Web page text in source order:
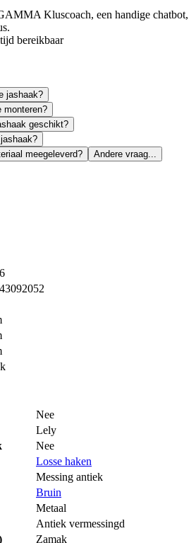
Kluscoach, een handige chatbot,
bereikbaar
jashaak?
monteren?
geschikt?
meegeleverd?
Andere vraag...
Nee
Lely
Nee
Losse haken
Messing antiek
Bruin
Metaal
Antiek vermessingd
Zamak